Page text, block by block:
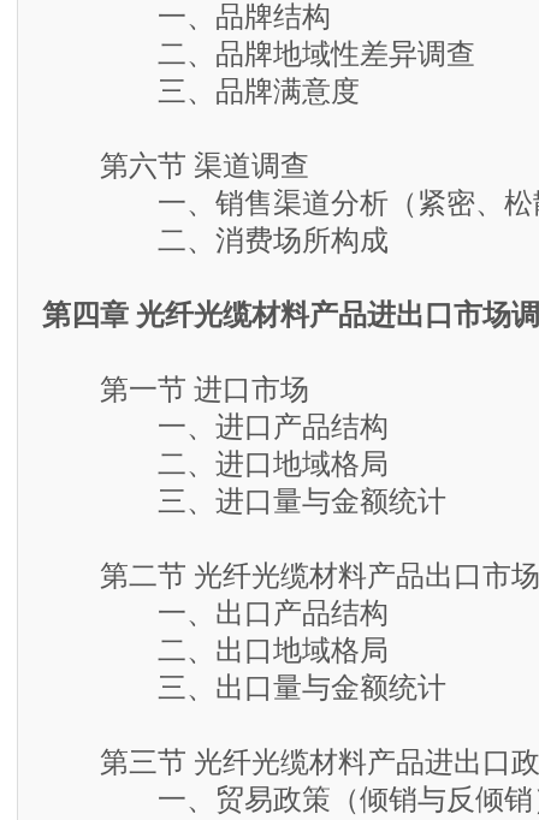
一、品牌结构
二、品牌地域性差异调查
三、品牌满意度
第六节 渠道调查
一、销售渠道分析（紧密、松
二、消费场所构成
第四章 光纤光缆材料产品进出口市场
第一节 进口市场
一、进口产品结构
二、进口地域格局
三、进口量与金额统计
第二节 光纤光缆材料产品出口市场
一、出口产品结构
二、出口地域格局
三、出口量与金额统计
第三节 光纤光缆材料产品进出口
一、贸易政策（倾销与反倾销